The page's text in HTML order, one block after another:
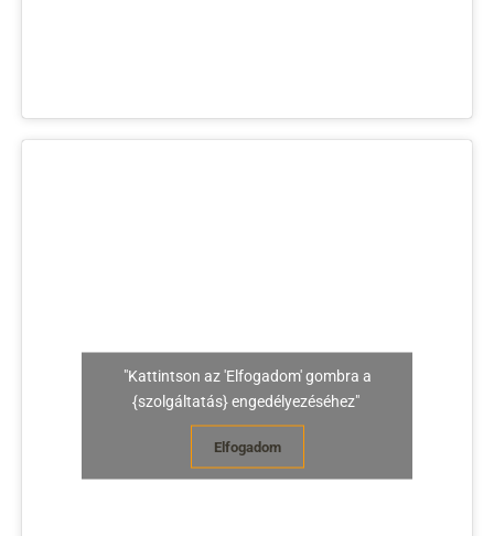
"Kattintson az 'Elfogadom' gombra a
{szolgáltatás} engedélyezéséhez"
Elfogadom